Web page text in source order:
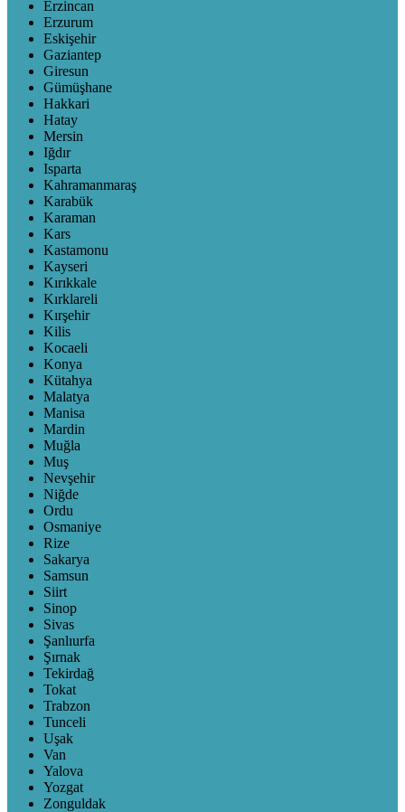
Erzincan
Erzurum
Eskişehir
Gaziantep
Giresun
Gümüşhane
Hakkari
Hatay
Mersin
Iğdır
Isparta
Kahramanmaraş
Karabük
Karaman
Kars
Kastamonu
Kayseri
Kırıkkale
Kırklareli
Kırşehir
Kilis
Kocaeli
Konya
Kütahya
Malatya
Manisa
Mardin
Muğla
Muş
Nevşehir
Niğde
Ordu
Osmaniye
Rize
Sakarya
Samsun
Siirt
Sinop
Sivas
Şanlıurfa
Şırnak
Tekirdağ
Tokat
Trabzon
Tunceli
Uşak
Van
Yalova
Yozgat
Zonguldak